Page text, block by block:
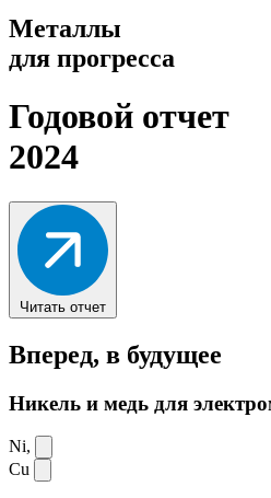
Металлы
для прогресса
Годовой отчет
2024
Читать отчет
Вперед, в будущее
Никель и медь для
Ni,
Cu